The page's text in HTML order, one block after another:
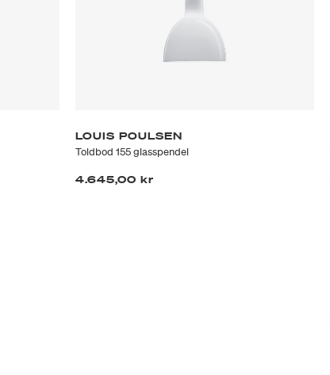
LOUIS POULSEN
Toldbod 155 glasspendel
4.645,00 kr